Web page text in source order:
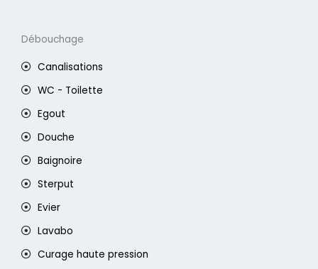
Débouchage
Canalisations
WC - Toilette
Egout
Douche
Baignoire
Sterput
Evier
Lavabo
Curage haute pression